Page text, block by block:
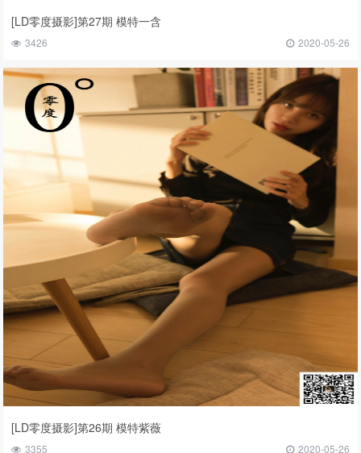
[LD零度摄影]第27期 模特一含
3426 2020-05-26
[LD零度摄影]第26期 模特紫薇
3355 2020-05-26